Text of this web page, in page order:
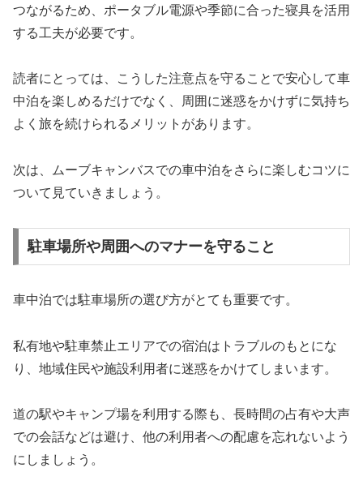
つながるため、ポータブル電源や季節に合った寝具を活用
する工夫が必要です。
読者にとっては、こうした注意点を守ることで安心して車
中泊を楽しめるだけでなく、周囲に迷惑をかけずに気持ち
よく旅を続けられるメリットがあります。
次は、ムーブキャンバスでの車中泊をさらに楽しむコツに
ついて見ていきましょう。
駐車場所や周囲へのマナーを守ること
車中泊では駐車場所の選び方がとても重要です。
私有地や駐車禁止エリアでの宿泊はトラブルのもとにな
り、地域住民や施設利用者に迷惑をかけてしまいます。
道の駅やキャンプ場を利用する際も、長時間の占有や大声
での会話などは避け、他の利用者への配慮を忘れないよう
にしましょう。